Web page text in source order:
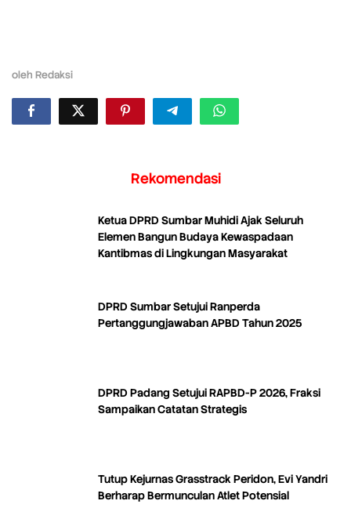
oleh Redaksi
Rekomendasi
Ketua DPRD Sumbar Muhidi Ajak Seluruh
Elemen Bangun Budaya Kewaspadaan
Kantibmas di Lingkungan Masyarakat
DPRD Sumbar Setujui Ranperda
Pertanggungjawaban APBD Tahun 2025
DPRD Padang Setujui RAPBD-P 2026, Fraksi
Sampaikan Catatan Strategis
Tutup Kejurnas Grasstrack Peridon, Evi Yandri
Berharap Bermunculan Atlet Potensial